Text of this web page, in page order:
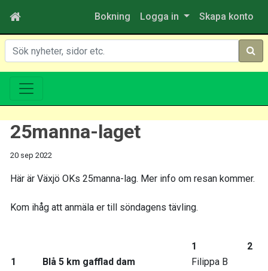
Bokning Logga in Skapa konto
Sök
25manna-laget
20 sep 2022
Här är Växjö OKs 25manna-lag. Mer info om resan kommer.
Kom ihåg att anmäla er till söndagens tävling.
1
2
1
Blå 5 km gafflad dam
Filippa B